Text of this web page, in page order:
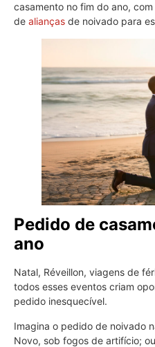
casamento no fim do ano,
de alianças de noivado para
Pedido de
ano
Natal, Réveillon, viagens de
todos esses eventos criam
pedido inesquecível.
Imagina o pedido de noivado
Novo, sob fogos de artifício;